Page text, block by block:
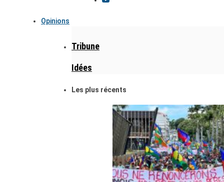
Opinions
Tribune
Idées
Les plus récents